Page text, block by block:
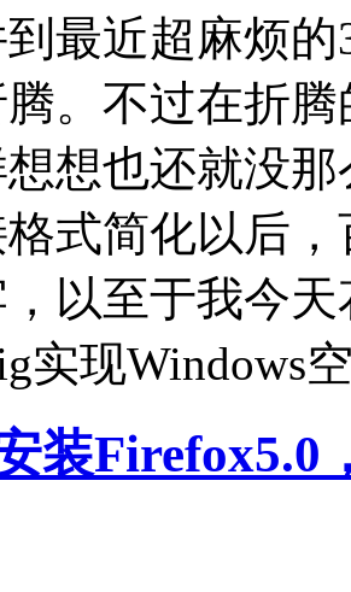
最近超麻烦
。不过在折
想也还就没那
式简化以后
以至于我今
实现Windows
装Firefox5.0